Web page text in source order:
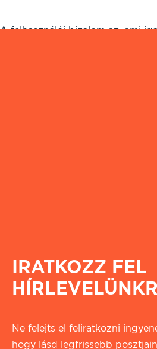
A felhasználói bizalom az, ami
IRATKOZZ FEL
Ne felejts el feliratkozni
hogy lásd legfrissebb